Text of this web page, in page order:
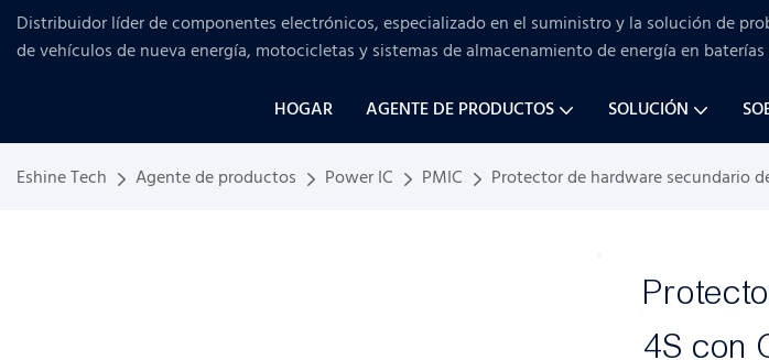
Distribuidor líder de componentes electrónicos, especializado en el suministro y la solución de
de vehículos de nueva energía, motocicletas y sistemas de almacenamiento de energía en baterías
HOGAR AGENTE DE PRODUCTOS SOLUCIÓN
Eshine Tech Agente de productos Power IC PMIC Protector de hardware secundario
4S con